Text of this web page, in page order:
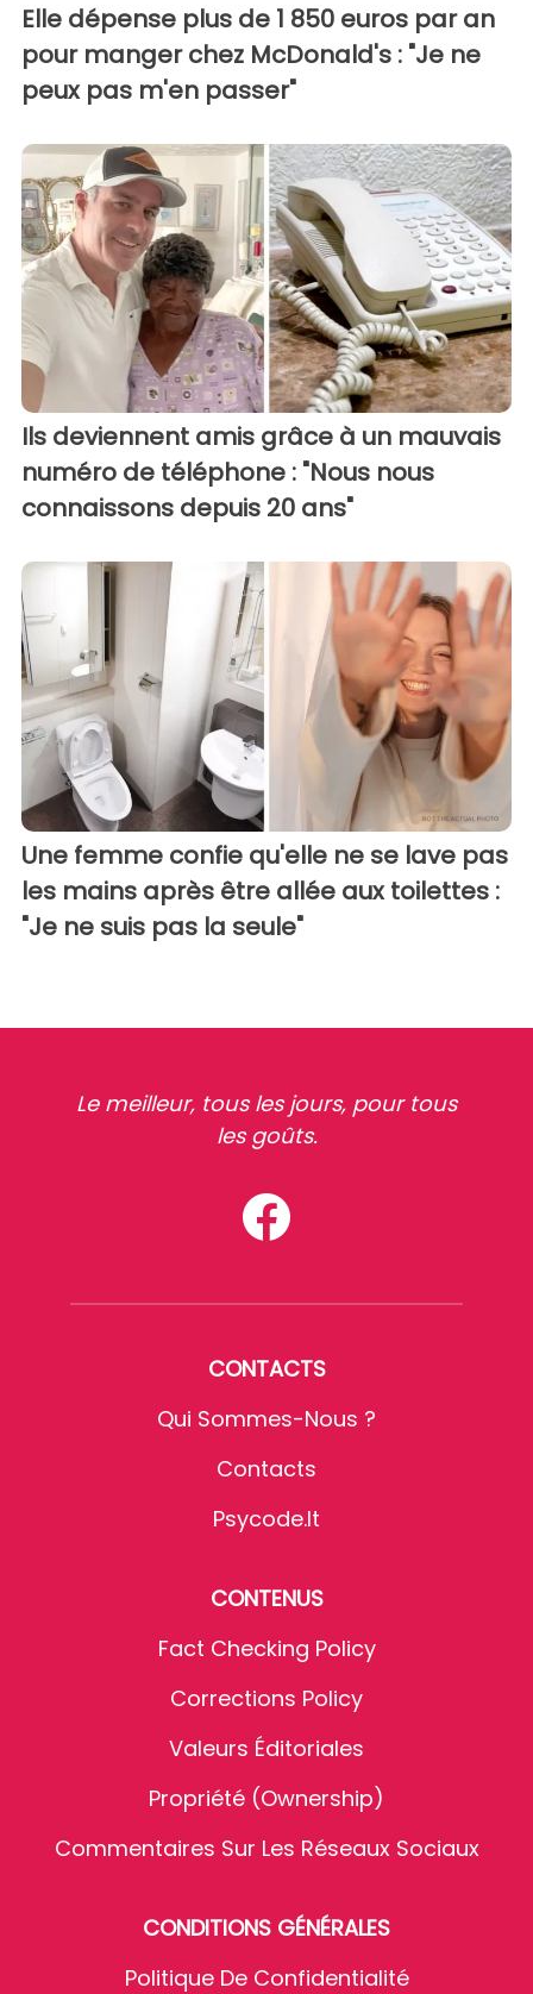
Elle dépense plus de 1 850 euros par an
pour manger chez McDonald's : "Je ne
peux pas m'en passer"
Ils deviennent amis grâce à un mauvais
numéro de téléphone : "Nous nous
connaissons depuis 20 ans"
Une femme confie qu'elle ne se lave pas
les mains après être allée aux toilettes :
"Je ne suis pas la seule"
Le meilleur, tous les jours, pour tous
les goûts.
CONTACTS
Qui Sommes-Nous ?
Contacts
Psycode.it
CONTENUS
Fact Checking Policy
Corrections Policy
Valeurs Éditoriales
Propriété (Ownership)
Commentaires Sur Les Réseaux Sociaux
CONDITIONS GÉNÉRALES
Politique De Confidentialité